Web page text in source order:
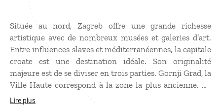
Située au nord, Zagreb offre une grande richesse
artistique avec de nombreux musées et galeries d’art.
Entre influences slaves et méditerranéennes, la capitale
croate est une destination idéale. Son originalité
majeure est de se diviser en trois parties. Gornji Grad, la
Ville Haute correspond à la zone la plus ancienne. Ce
quartier est né au 17ème siècle de la fusion de deux
Lire plus